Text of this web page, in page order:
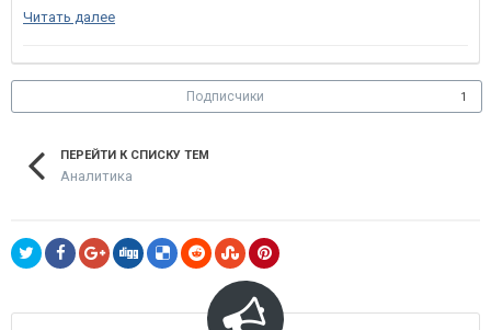
Читать далее
Подписчики 1
ПЕРЕЙТИ К СПИСКУ ТЕМ
Аналитика